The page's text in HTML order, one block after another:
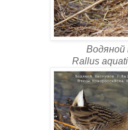
Rallus